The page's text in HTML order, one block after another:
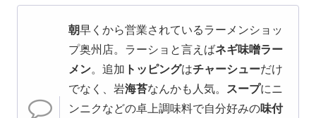
朝早くから営業されているラーメンショッ
プ奥州店。ラーショと言えばネギ味噌ラー
メン。追加 トッピングはチャーシューだけ
でなく、岩海苔なんかも人気。 スープにニ
ンニクなどの卓上調味料で自分好みの味付